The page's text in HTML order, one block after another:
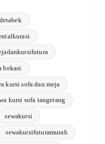
bekasi
kursi sofa dan meja
kursi sofa tangerang
sewakursi
sewakursifuturamurah